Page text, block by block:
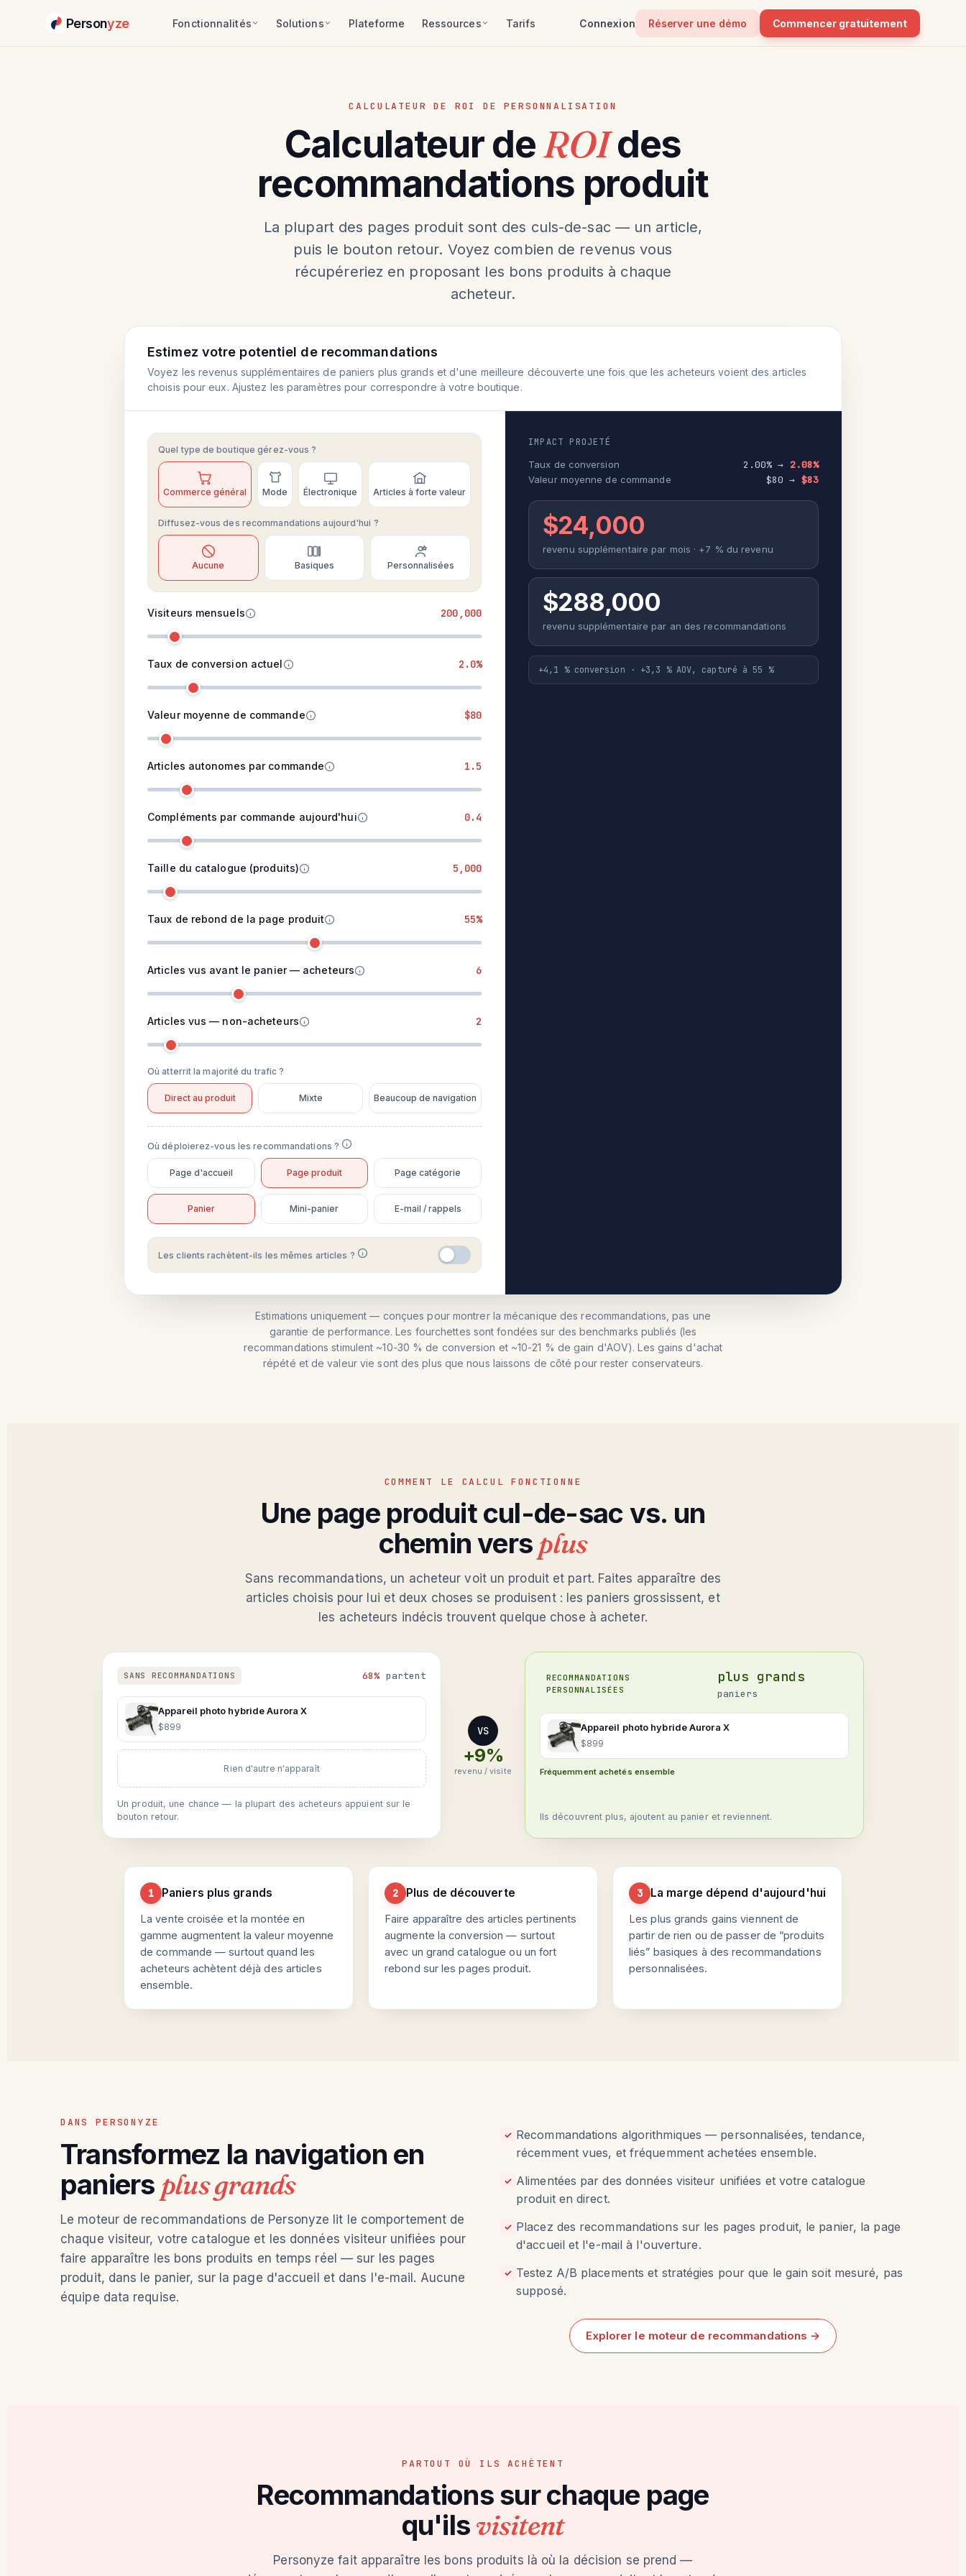
Personyze Fonctionnalités Solutions Plateforme Ressources Tarifs Connexion Réserver une démo Commencer gratuitement
CALCULATEUR DE ROI DE PERSONNALISATION
Calculateur deROIdes
recommandations produit
La plupart des pages produit sont des culs-de-sac — un article,
puis le bouton retour. Voyez combien de revenus vous
récupéreriez en proposant les bons produits à chaque
acheteur.
Estimez votre potentiel de recommandations
Voyez les revenus supplémentaires de paniers plus grands et d'une meilleure découverte une fois que les acheteurs voient des articles
choisis pour eux. Ajustez les paramètres pour correspondre à votre boutique.
Quel type de boutique gérez-vous ?
Commerce général Mode Électronique Articles à forte valeur
Diffusez-vous des recommandations aujourd'hui ?
Aucune Basiques Personnalisées
Visiteurs mensuels 200,000
Taux de conversion actuel 2.0%
Valeur moyenne de commande $80
Articles autonomes par commande 1.5
Compléments par commande aujourd'hui 0.4
Taille du catalogue (produits) 5,000
Taux de rebond de la page produit 55%
Articles vus avant le panier — acheteurs 6
Articles vus — non-acheteurs 2
Où atterrit la majorité du trafic ?
Direct au produit Mixte Beaucoup de navigation
Où déploierez-vous les recommandations ?
Page d'accueil Page produit Page catégorie
Panier Mini-panier E-mail / rappels
Les clients rachètent-ils les mêmes articles ?
IMPACT PROJETÉ
Taux de conversion
2.00% → 2.08%
Valeur moyenne de commande $80 → $83
$24,000
revenu supplémentaire par mois · +7 % du revenu
$288,000
revenu supplémentaire par an des recommandations
+4,1 % conversion · +3,3 % AOV, capturé à 55 %
Estimations uniquement — conçues pour montrer la mécanique des recommandations, pas une
garantie de performance. Les fourchettes sont fondées sur des benchmarks publiés (les
recommandations stimulent ~10-30 % de conversion et ~10-21 % de gain d'AOV). Les gains d'achat
répété et de valeur vie sont des plus que nous laissons de côté pour rester conservateurs.
COMMENT LE CALCUL FONCTIONNE
Une page produit cul-de-sac vs. un
chemin versplus
Sans recommandations, un acheteur voit un produit et part. Faites apparaître des
articles choisis pour lui et deux choses se produisent : les paniers grossissent, et
les acheteurs indécis trouvent quelque chose à acheter.
SANS RECOMMANDATIONS 68% partent
Appareil photo hybride Aurora X
$899
Rien d'autre n'apparaît
Un produit, une chance — la plupart des acheteurs appuient sur le
bouton retour.
VS
+9%
revenu / visite
RECOMMANDATIONS
PERSONNALISÉES
plus grands
paniers
Appareil photo hybride Aurora X
$899
Fréquemment achetés ensemble
Ils découvrent plus, ajoutent au panier et reviennent.
1 Paniers plus grands
La vente croisée et la montée en
gamme augmentent la valeur moyenne
de commande — surtout quand les
acheteurs achètent déjà des articles
ensemble.
2 Plus de découverte
Faire apparaître des articles pertinents
augmente la conversion — surtout
avec un grand catalogue ou un fort
rebond sur les pages produit.
3 La marge dépend d'aujourd'hui
Les plus grands gains viennent de
partir de rien ou de passer de “produits
liés” basiques à des recommandations
personnalisées.
DANS PERSONYZE
Transformez la navigation en
paniers plus grands
Le moteur de recommandations de Personyze lit le comportement de
chaque visiteur, votre catalogue et les données visiteur unifiées pour
faire apparaître les bons produits en temps réel — sur les pages
produit, dans le panier, sur la page d'accueil et dans l'e-mail. Aucune
équipe data requise.
✓ Recommandations algorithmiques — personnalisées, tendance,
récemment vues, et fréquemment achetées ensemble.
✓ Alimentées par des données visiteur unifiées et votre catalogue
produit en direct.
✓ Placez des recommandations sur les pages produit, le panier, la page
d'accueil et l'e-mail à l'ouverture.
✓ Testez A/B placements et stratégies pour que le gain soit mesuré, pas
supposé.
Explorer le moteur de recommandations →
PARTOUT OÙ ILS ACHÈTENT
Recommandations sur chaque page
qu'ilsvisitent
Personyze fait apparaître les bons produits là où la décision se prend —